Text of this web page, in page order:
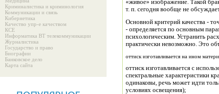
Криминалистика и криминология
Коммуникации и связь
Кибернетика
Качество упр-е качеством
КСЕ
Информатика ВТ телекоммуникации
Журналистика
Государство и право
Биографии
Банковское дело
Карта сайта
«живое» изображение. Такой
т. п. сегодня вообще не
Основной критерий качества -
- определяется по основным
психологическим. Устранить
практически невозможно. Это
оттиск изготавливается на ином
оттиск изготавливается с
спектральные характеристики
одинаковы, речь может идти
условиях освещения);